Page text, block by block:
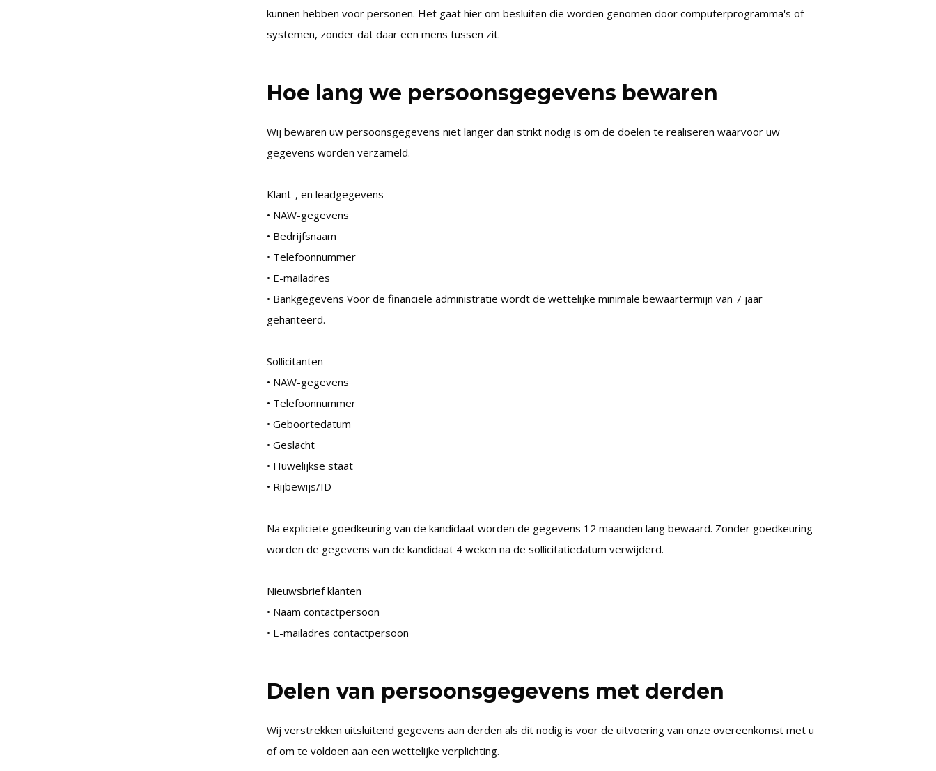
kunnen hebben voor personen. Het gaat hier om besluiten die worden genomen door computerprogramma's of -
systemen, zonder dat daar een mens tussen zit.
Hoe lang we persoonsgegevens bewaren
Wij bewaren uw persoonsgegevens niet langer dan strikt nodig is om de doelen te realiseren waarvoor uw
gegevens worden verzameld.
Klant-, en leadgegevens
• NAW-gegevens
• Bedrijfsnaam
• Telefoonnummer
• E-mailadres
• Bankgegevens Voor de financiële administratie wordt de wettelijke minimale bewaartermijn van 7 jaar
gehanteerd.
Sollicitanten
• NAW-gegevens
• Telefoonnummer
• Geboortedatum
• Geslacht
• Huwelijkse staat
• Rijbewijs/ID
Na expliciete goedkeuring van de kandidaat worden de gegevens 12 maanden lang bewaard. Zonder goedkeuring
worden de gegevens van de kandidaat 4 weken na de sollicitatiedatum verwijderd.
Nieuwsbrief klanten
• Naam contactpersoon
• E-mailadres contactpersoon
Delen van persoonsgegevens met derden
Wij verstrekken uitsluitend gegevens aan derden als dit nodig is voor de uitvoering van onze overeenkomst met u
of om te voldoen aan een wettelijke verplichting.